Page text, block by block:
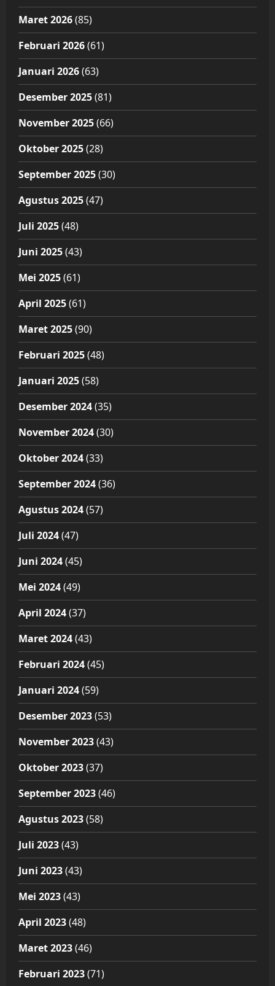
Maret 2026(85)
Februari 2026(61)
Januari 2026(63)
Desember 2025(81)
November 2025(66)
Oktober 2025(28)
September 2025(30)
Agustus 2025(47)
Juli 2025(48)
Juni 2025(43)
Mei 2025(61)
April 2025(61)
Maret 2025(90)
Februari 2025(48)
Januari 2025(58)
Desember 2024(35)
November 2024(30)
Oktober 2024(33)
September 2024(36)
Agustus 2024(57)
Juli 2024(47)
Juni 2024(45)
Mei 2024(49)
April 2024(37)
Maret 2024(43)
Februari 2024(45)
Januari 2024(59)
Desember 2023(53)
November 2023(43)
Oktober 2023(37)
September 2023(46)
Agustus 2023(58)
Juli 2023(43)
Juni 2023(43)
Mei 2023(43)
April 2023(48)
Maret 2023(46)
Februari 2023(71)